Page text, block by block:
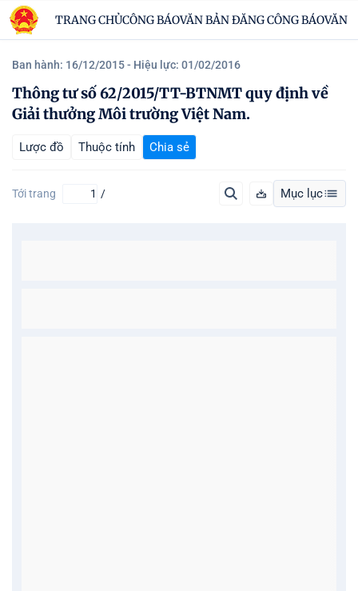
TRANG CHỦCÔNG BÁOVĂN BẢN ĐĂNG CÔNG BÁOVĂN
Ban hành: 16/12/2015- Hiệu lực: 01/02/2016
Thông tư số 62/2015/TT-BTNMT quy định về
Giải thưởng Môi trường Việt Nam.
Lược đồ Thuộc tính Chia sẻ
Tới trang / Mục lục